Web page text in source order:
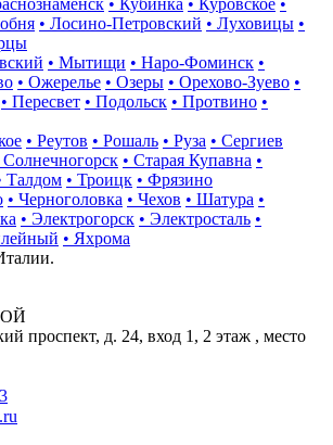
• Кубинка • Куровское •
• Лосино-Петровский • Луховицы •
• Мытищи • Наро-Фоминск •
• Ожерелье • Озеры • Орехово-Зуево •
• Пересвет • Подольск • Протвино •
• Реутов • Рошаль • Руза • Сергиев
Солнечногорск • Старая Купавна •
Талдом • Троицк • Фрязино
• Черноголовка • Чехов • Шатура •
• Электрогорск • Электросталь •
• Яхрома
проспект, д. 24, вход 1, 2 этаж , место